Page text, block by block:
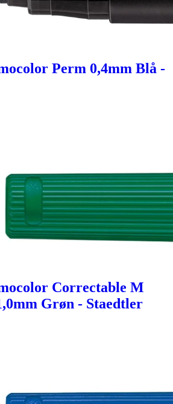
Perm 0,4mm Blå -
Correctable M
Grøn - Staedtler